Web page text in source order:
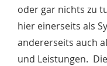
oder gar nichts zu
hier einerseits als
andererseits auch
und Leistungen.